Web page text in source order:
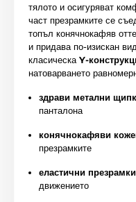
тялото и осигуряват
част презрамките се
топъл конячнокафяв
и придава по-изискан
класическа Y-
натоварването
здрави метални
панталона
конячнокафяви
презрамките
еластични презрамки
движението